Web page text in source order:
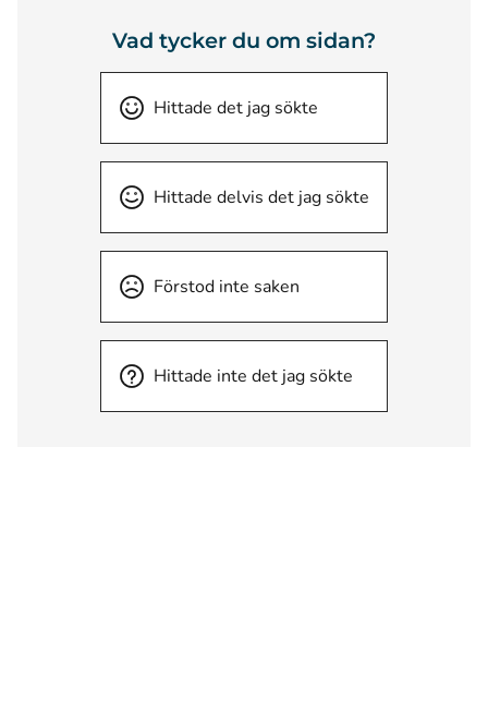
Vad tycker du om sidan?
Hittade det jag sökte
Hittade delvis det jag sökte
Förstod inte saken
Hittade inte det jag sökte